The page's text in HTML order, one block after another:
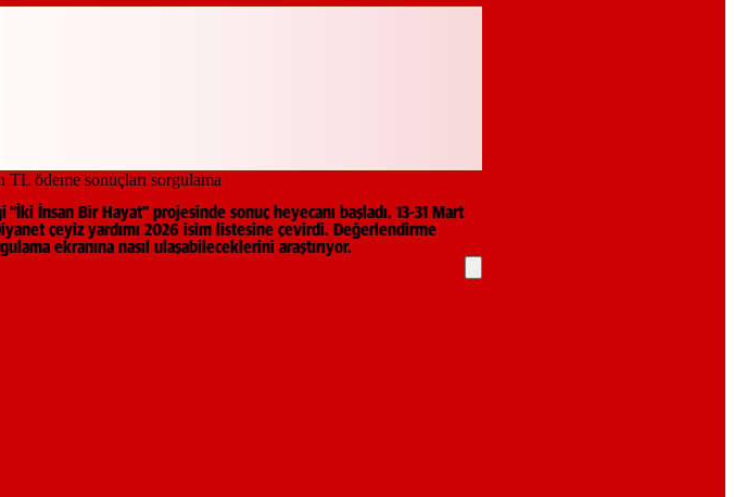
İnsan Bir Hayat” projesinde sonuç heyecanı başladı. 13-31 Mart
çeyiz yardımı 2026 isim listesine çevirdi. Değerlendirme
ekranına nasıl ulaşabileceklerini araştırıyor.